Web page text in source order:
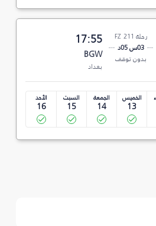
رحلة FZ 211
03س 05د
بدون توقف
17:55
BGW
بغداد
الخميس
13
الجمعة
14
السبت
15
الأحد
16